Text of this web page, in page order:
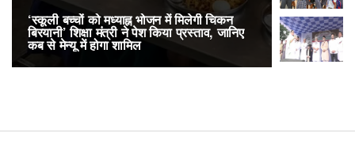
‘स्कूली बच्चों को मध्याह्न भोजन में मिलेगी चिकन
बिरयानी’ शिक्षा मंत्री ने पेश किया प्रस्ताव, जानिए
कब से मेन्यू में होगा शामिल
RailOne
लोकप्रिय,
अनारक्षित